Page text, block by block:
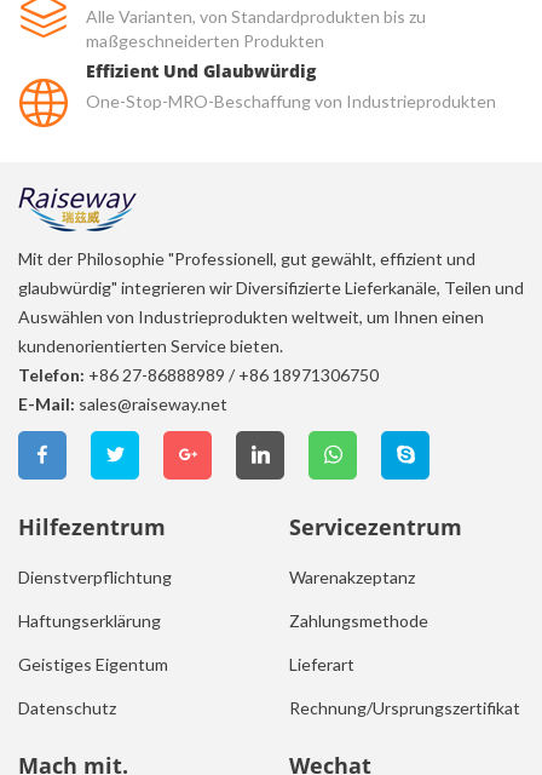
Alle Varianten, von Standardprodukten bis zu
maßgeschneiderten Produkten
Effizient Und Glaubwürdig
One-Stop-MRO-Beschaffung von Industrieprodukten
Mit der Philosophie "Professionell, gut gewählt, effizient und
glaubwürdig" integrieren wir Diversifizierte Lieferkanäle, Teilen und
Auswählen von Industrieprodukten weltweit, um Ihnen einen
kundenorientierten Service bieten.
Telefon: +86 27-86888989 / +86 18971306750
E-Mail: sales@raiseway.net
Hilfezentrum
Dienstverpflichtung
Haftungserklärung
Geistiges Eigentum
Datenschutz
Servicezentrum
Warenakzeptanz
Zahlungsmethode
Lieferart
Rechnung/Ursprungszertifikat
Mach mit. Wechat